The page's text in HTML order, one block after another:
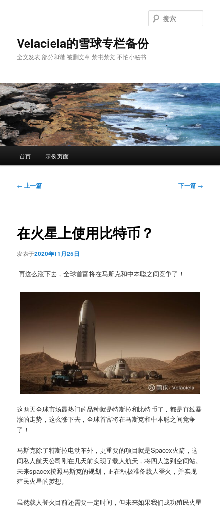
Velaciela的雪球专栏备份
全文发表 部分和谐 被删文章 禁书禁文 不怕小秘书
索
首页 示例页面
文
← 上一篇 下一篇 →
在火星上使用比特币？
发表于2020年11月25日
再这么涨下去，全球首富将在马斯克和中本聪之间竞争了！
这两天全球市场最热门的品种就是特斯拉和比特币了，都是直线暴
涨的走势，这么涨下去，全球首富将在马斯克和中本聪之间竞争
了！
马斯克除了特斯拉电动车外，更重要的项目就是Spacex火箭，这
间私人航天公司刚在几天前实现了载人航天，将四人送到空间站。
未来spacex按照马斯克的规划，正在积极准备载人登火，并实现
殖民火星的梦想。
虽然载人登火目前还需要一定时间，但未来如果我们成功殖民火星